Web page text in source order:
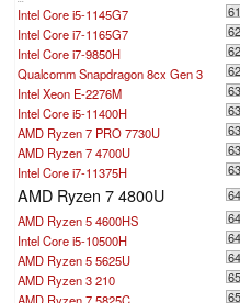
Intel Core i5-1145G7
Intel Core i7-1165G7
Intel Core i7-9850H
Qualcomm Snapdragon 8cx Gen 3
Intel Xeon E-2276M
Intel Core i5-11400H
AMD Ryzen 7 PRO 7730U
AMD Ryzen 7 4700U
Intel Core i7-11375H
AMD Ryzen 7 4800U
AMD Ryzen 5 4600HS
Intel Core i5-10500H
AMD Ryzen 5 5625U
AMD Ryzen 3 210
AMD Ryzen 7 5825C